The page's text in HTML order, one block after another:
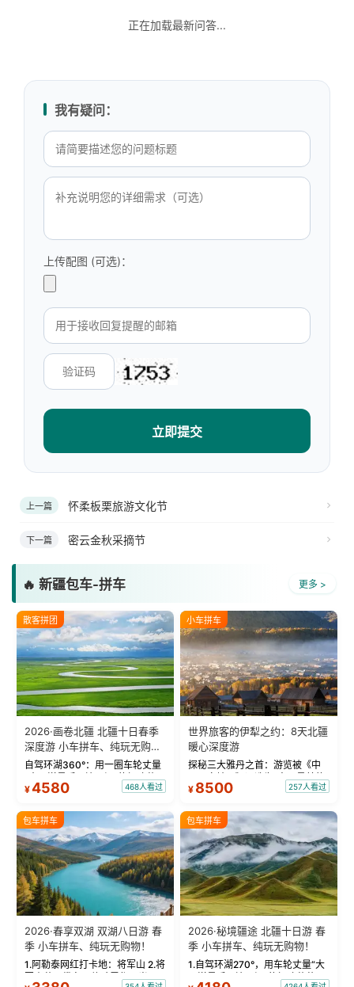
正在加载最新问答...
我有疑问：
上传配图 (可选)：
立即提交
上一篇 怀柔板栗旅游文化节
下一篇 密云金秋采摘节
🔥 新疆包车-拼车 更多 >
散客拼团
2026·画卷北疆 北疆十日春季
深度游 小车拼车、纯玩无购
物！
自驾环湖360°：用一圈车轮丈量
“大西洋最后一滴眼泪”的极致蔚
蓝。 赛湖旅拍：甄选多款风格服
绝美瞬间。 赛湖坦克300跟车视
频：专业摄影师...
¥4580 468人看过
小车拼车
世界旅客的伊犁之约：8天北疆
暖心深度游
探秘三大雅丹之首：游览被《中
国国家地理》评选为“中国最美的
三大雅丹”第一名的克拉玛依魔鬼
瓦人最大村落——禾木村，欣赏
晨雾与小木...
¥ 8500 257人看过
包车拼车
2026·春享双湖 双湖八日游 春
季 小车拼车、纯玩无购物！
1.阿勒泰网红打卡地：将军山 2.将
军山落日缆车，体验雪都风光 3.
包车拼车
2026·秘境疆途 北疆十日游 春
季 小车拼车、纯玩无购物！
1.自驾环湖270°，用车轮丈量“大
西洋最后一滴眼泪”的极致蔚蓝，